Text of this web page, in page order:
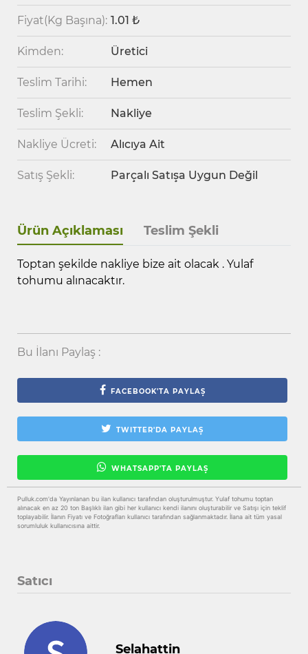
Fiyat(Kg Başına): 1.01 ₺
Kimden: Üretici
Teslim Tarihi: Hemen
Teslim Şekli: Nakliye
Nakliye Ücreti: Alıcıya Ait
Satış Şekli: Parçalı Satışa Uygun Değil
Ürün Açıklaması Teslim Şekli
Toptan şekilde nakliye bize ait olacak . Yulaf
tohumu alınacaktır.
Bu İlanı Paylaş :
FACEBOOK'TA PAYLAŞ
TWITTER'DA PAYLAŞ
WHATSAPP'TA PAYLAŞ
Pulluk.com'da Yayınlanan bu ilan kullanıcı tarafından oluşturulmuştur. Yulaf tohumu toptan
alınacak en az 20 ton Başlıklı ilan gibi her kullanıcı kendi ilanını oluşturabilir ve Satışı için teklif
toplayabilir. İlanın Fiyatı ve Fotoğrafları kullanıcı tarafından sağlanmaktadır. İlana ait tüm yasal
sorumluluk kullanıcısına aittir.
Satıcı
Selahattin